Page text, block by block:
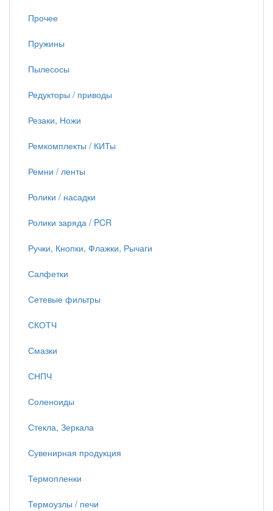
Прочее
Пружины
Пылесосы
Редукторы / приводы
Резаки, Ножи
Ремкомплекты / КИТы
Ремни / ленты
Ролики / насадки
Ролики заряда / PCR
Ручки, Кнопки, Флажки, Рычаги
Салфетки
Сетевые фильтры
СКОТЧ
Смазки
СНПЧ
Соленоиды
Стекла, Зеркала
Сувенирная продукция
Термопленки
Термоузлы / печи